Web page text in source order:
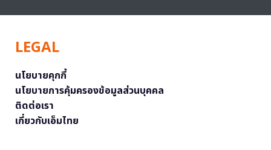
LEGAL
นโยบายคุกกี้
นโยบายการคุ้มครองข้อมูลส่วนบุคคล
ติดต่อเรา
เกี่ยวกับเอ็มไทย